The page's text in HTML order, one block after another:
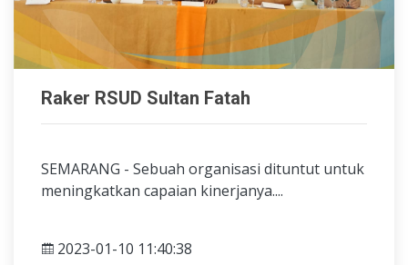
Raker RSUD Sultan Fatah
SEMARANG - Sebuah organisasi dituntut untuk
meningkatkan capaian kinerjanya....
2023-01-10 11:40:38